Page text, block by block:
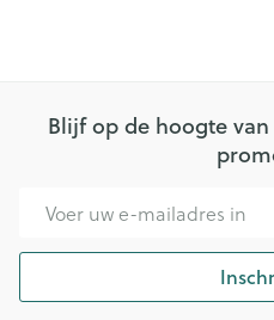
Blijf op de hoogte